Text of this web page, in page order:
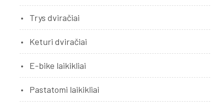
Trys dviračiai
Keturi dviračiai
E-bike laikikliai
Pastatomi laikikliai